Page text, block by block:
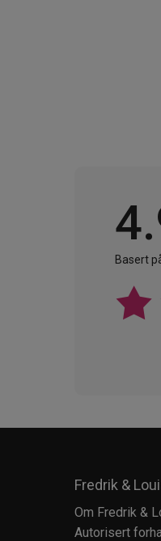
Basert
Fredrik &
Om Fredrik &
Autorisert